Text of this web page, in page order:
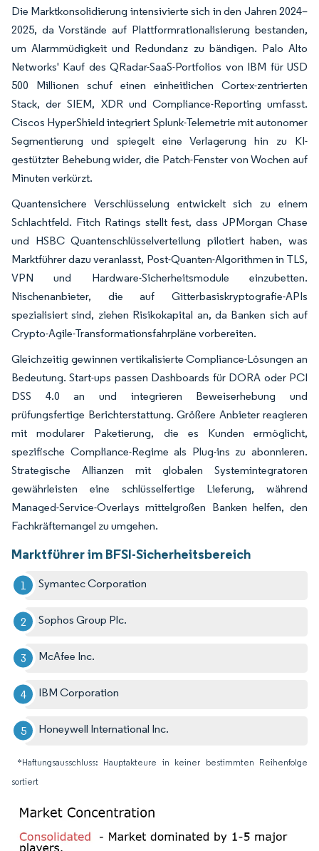
Die Marktkonsolidierung intensivierte sich in den Jahren 2024–
2025, da Vorstände auf Plattformrationalisierung bestanden,
um Alarmmüdigkeit und Redundanz zu bändigen. Palo Alto
Networks' Kauf des QRadar-SaaS-Portfolios von IBM für USD
500 Millionen schuf einen einheitlichen Cortex-zentrierten
Stack, der SIEM, XDR und Compliance-Reporting umfasst.
Ciscos HyperShield integriert Splunk-Telemetrie mit autonomer
Segmentierung und spiegelt eine Verlagerung hin zu KI-
gestützter Behebung wider, die Patch-Fenster von Wochen auf
Minuten verkürzt.
Quantensichere Verschlüsselung entwickelt sich zu einem
Schlachtfeld. Fitch Ratings stellt fest, dass JPMorgan Chase
und HSBC Quantenschlüsselverteilung pilotiert haben, was
Marktführer dazu veranlasst, Post-Quanten-Algorithmen in TLS,
VPN und Hardware-Sicherheitsmodule einzubetten.
Nischenanbieter, die auf Gitterbasiskryptografie-APIs
spezialisiert sind, ziehen Risikokapital an, da Banken sich auf
Crypto-Agile-Transformationsfahrpläne vorbereiten.
Gleichzeitig gewinnen vertikalisierte Compliance-Lösungen an
Bedeutung. Start-ups passen Dashboards für DORA oder PCI
DSS 4.0 an und integrieren Beweiserhebung und
prüfungsfertige Berichterstattung. Größere Anbieter reagieren
mit modularer Paketierung, die es Kunden ermöglicht,
spezifische Compliance-Regime als Plug-ins zu abonnieren.
Strategische Allianzen mit globalen Systemintegratoren
gewährleisten eine schlüsselfertige Lieferung, während
Managed-Service-Overlays mittelgroßen Banken helfen, den
Fachkräftemangel zu umgehen.
Marktführer im BFSI-Sicherheitsbereich
Symantec Corporation
Sophos Group Plc.
McAfee Inc.
IBM Corporation
Honeywell International Inc.
*Haftungsausschluss: Hauptakteure in keiner bestimmten Reihenfolge
sortiert